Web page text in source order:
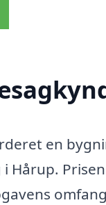
en
Hårup.